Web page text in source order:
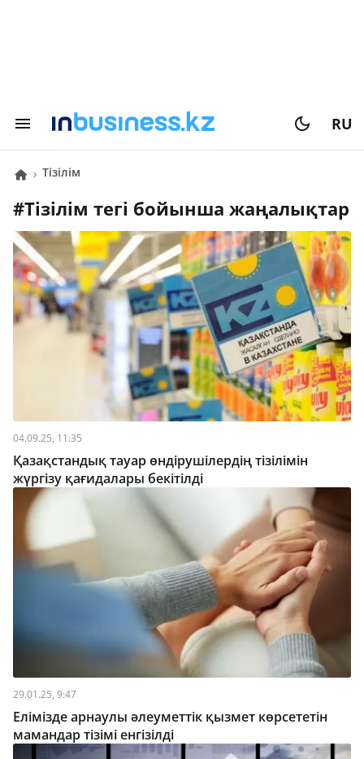
RU
тізілім
# тізілім тегі бойынша жаңалықтар
04.09.25, 11:35
Қазақстандық тауар өндірушілердің тізілімін
жүргізу қағидалары бекітілді
29.01.25, 9:47
Елімізде арнаулы әлеуметтік қызмет көрсететін
мамандар тізімі енгізілді